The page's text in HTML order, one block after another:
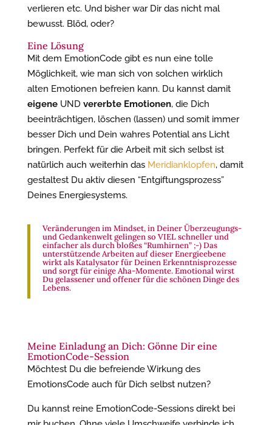
verlieren etc. Und bisher war Dir das nicht mal
bewusst. Blöd, oder?
Eine Lösung
Mit dem EmotionCode gibt es nun eine tolle
Möglichkeit, wie man sich von solchen wirklich
alten Emotionen befreien kann. Du kannst damit
eigeneUND vererbte Emotionen, die Dich
beeinträchtigen, löschen (lassen) und somit immer
besser Dich und Dein wahres Potential ans Licht
bringen. Perfekt für die Arbeit mit sich selbst ist
natürlich auch weiterhin das Meridianklopfen, damit
gestaltest Du aktiv diesen “Entgiftungsprozess”
Deines Energiesystems.
Veränderungen im Mindset, in Deiner Überzeugungs-
und Gedankenwelt gelingen so VIEL schneller und
einfacher als durch bloßes “Rumhirnen” ;-) Das
unterstützende Arbeiten auf dieser Energieebene
wirkt als Katalysator für Deinen Erkenntnisprozesse
und sorgt für einige Aha-Momente. Emotional wirst
Du gelassener und offener für die schönen Dinge des
Lebens.
Meine Einladung an Dich: Gönne Dir eine
EmotionCode-Session
Möchtest Du die befreiende Wirkung des
EmotionsCode auch für Dich selbst nutzen?
Du kannst reine EmotionCode-Sessions direkt bei